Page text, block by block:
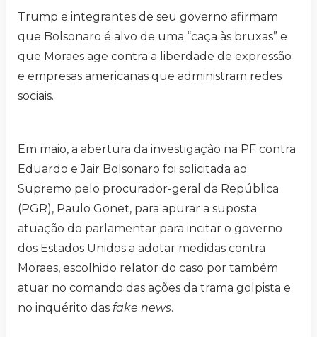
Trump e integrantes de seu governo afirmam
que Bolsonaro é alvo de uma “caça às bruxas” e
que Moraes age contra a liberdade de expressão
e empresas americanas que administram redes
sociais.
Em maio, a abertura da investigação na PF contra
Eduardo e Jair Bolsonaro foi solicitada ao
Supremo pelo procurador-geral da República
(PGR), Paulo Gonet, para apurar a suposta
atuação do parlamentar para incitar o governo
dos Estados Unidos a adotar medidas contra
Moraes, escolhido relator do caso por também
atuar no comando das ações da trama golpista e
no inquérito das fake news.